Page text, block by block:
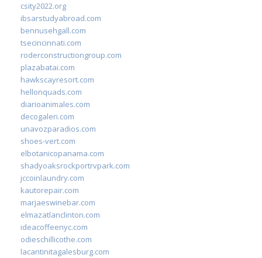
csity2022.org
ibsarstudyabroad.com
bennusehgall.com
tsecincinnati.com
roderconstructiongroup.com
plazabatai.com
hawkscayresort.com
hellonquads.com
diarioanimales.com
decogaleri.com
unavozparadios.com
shoes-vert.com
elbotanicopanama.com
shadyoaksrockportrvpark.com
jccoinlaundry.com
kautorepair.com
marjaeswinebar.com
elmazatlanclinton.com
ideacoffeenyc.com
odieschillicothe.com
lacantinitagalesburg.com